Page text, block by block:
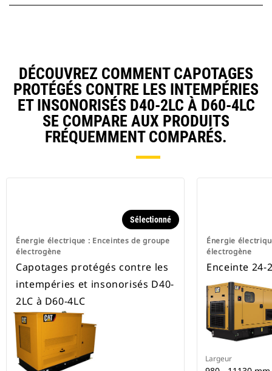
DÉCOUVREZ COMMENT CAPOTAGES
PROTÉGÉS CONTRE LES INTEMPÉRIES
ET INSONORISÉS D40-2LC À D60-4LC
SE COMPARE AUX PRODUITS
FRÉQUEMMENT COMPARÉS.
Énergie électrique : Enceintes de groupe
électrogène
Sélectionné
Capotages protégés contre les
intempéries et insonorisés D40-
2LC à D60-4LC
Énergie
électrogène
Enceinte 24-
Largeur